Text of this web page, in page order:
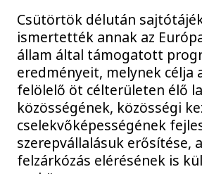
Csütörtök délután
ismertették annak az
állam által támogatott
eredményeit, melynek célja
felölelő öt célterületen élő
közösségének, közösségi
cselekvőképességének
szerepvállalásuk erősítése,
felzárkózás elérésének is